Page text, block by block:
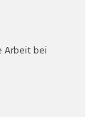
Arbeit bei